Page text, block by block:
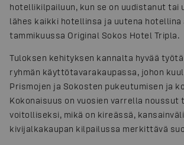
hotellikilpailuun, kun se on uudistanut tai
lähes kaikki hotellinsa ja uutena hotellina
tammikuussa Original Sokos Hotel Tripla.
Tuloksen kehityksen kannalta hyvää
ryhmän käyttötavarakaupassa, johon
Prismojen ja Sokosten pukeutumisen ja
Kokonaisuus on vuosien varrella noussut
voitolliseksi, mikä on kireässä,
kivijalkakaupan kilpailussa merkittävä